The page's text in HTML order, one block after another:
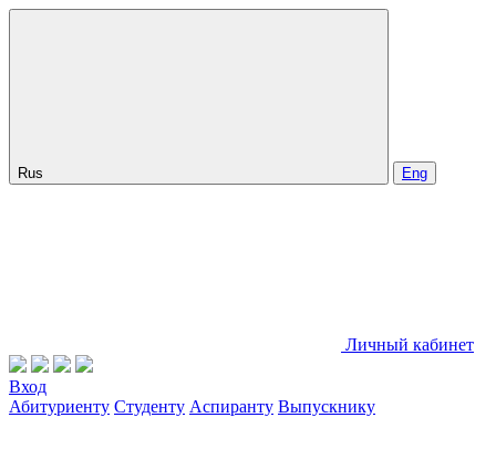
Rus Eng
Личный кабинет
Вход
Абитуриенту Студенту Аспиранту Выпускнику